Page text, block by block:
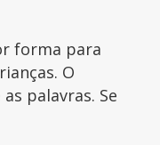
forma para
O
palavras. Se